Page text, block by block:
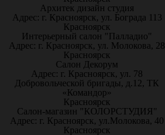
Архитек дизайн студия
Адрес: г. Красноярск, ул. Бограда 113
Красноярск
Интерьерный салон "Палладио"
Адрес: г. Красноярск, ул. Молокова, 28
Красноярск
Салон Декорум
Адрес: г. Красноярск, ул. 78
Добровольческой бригады, д.12, ТК
«Командор»
Красноярск
Салон-магазин "КОЛОРСТУДИЯ"
Адрес: г. Красноярск, ул.Молокова, 40
Красноярск